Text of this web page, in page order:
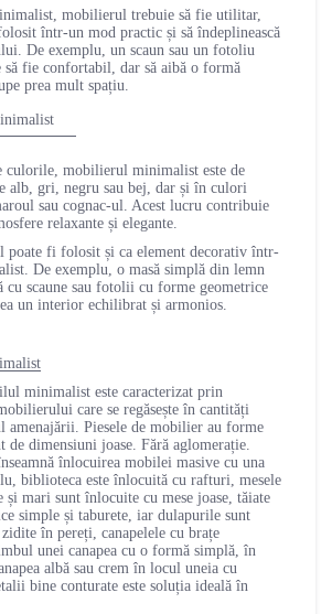
mobilierul trebuie să fie utilitar,
într-un mod practic și să îndeplinească
De exemplu, un scaun sau un fotoliu
fie confortabil, dar să aibă o formă
prea mult spațiu.
culorile, mobilierul minimalist este de
alb, gri, negru sau bej, dar și în culori
sau cognac-ul. Acest lucru contribuie
relaxante și elegante.
poate fi folosit și ca element decorativ într-
De exemplu, o masă simplă din lemn
cu scaune sau fotolii cu forme geometrice
un interior echilibrat și armonios.
minimalist este caracterizat prin
care se regăsește în cantități
amenajării. Piesele de mobilier au forme
de dimensiuni joase. Fără aglomerație.
înlocuirea mobilei masive cu una
biblioteca este înlocuită cu rafturi, mesele
și mari sunt înlocuite cu mese joase, tăiate
simple și taburete, iar dulapurile sunt
în pereți, canapelele cu brațe
unei canapea cu o formă simplă, în
albă sau crem în locul uneia cu
bine conturate este soluția ideală în